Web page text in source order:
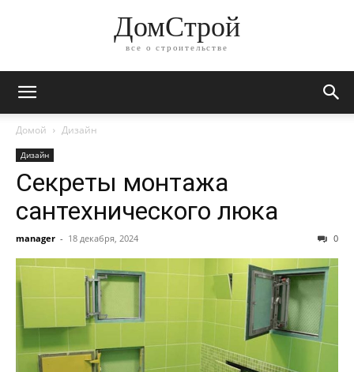
ДомСтрой
все о строительстве
Домой Дизайн
Дизайн
Секреты монтажа
сантехнического люка
manager - 18 декабря, 2024 0